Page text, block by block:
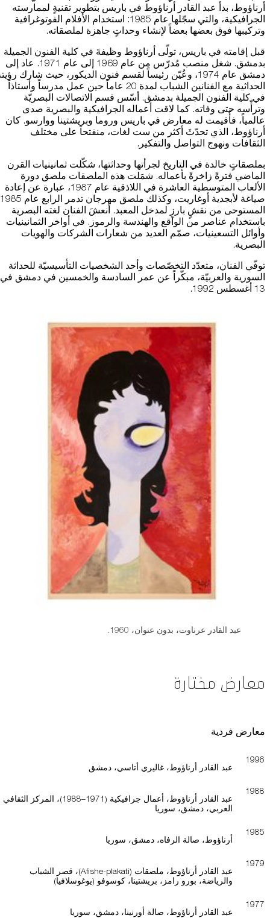
أرناؤوط، بدأ عبد القادر أرناؤوط في باريس بتطوير تقنيةٍ لممارسته
الجرافيكية، والتي سجّلها عام 1985: استخدام الأفلام الفوتوغرافية
وتركيبها فوق بعضها بعضاً لإنشاء وحداتٍ جاهزة لملصقاته.
قبل إقامته في باريس، تولّى أرناؤوط وظيفةَ في كلية الفنون الجميلة
بدمشق. شغل منصب مُدرّس من عام 1969 إلى عام 1971. عاد إلى
دمشق عام 1974، وعُيّن رئيساً لقسم فنون الديكور، حيث شارك
الحداثية مع الفنانين الشباب لمدة 20 عاماً حين عمل مدرساً وأستاذاً
في كلية الفنون الجميلة بدمشق. أسّس قسم الاتصالات البصريّة
وترأّسه حتى وفاته. كما لاقت أعماله الجرافيكية والبصرية صدى
عالمياً، فأُقيمت له معارض في باريس وروما وبريشتينا ووارسو. كان
أرناؤوط، الذي تحدّثَ أكثر من ست لغات، منفتحاً على مختلف
الثقافات ونهوج التواصل والتفكير.
بملصقاتٍ خالدة في التاريخ لجرأتها وحداثتها، شكّلت ثمانينيات القرن
الماضي فترةً زاخرةً بأعماله. شمَلت هذه الملصقات ملصق دورة
الألعاب المتوسطية العاشرة في اللاذقية عام 1987، عبارة عن إعادة
المستوحى من نقشٍ بارزٍ لمدخل المعبد. أنعشَ الفنان لغته البصرية
باستخدام عناصر من الواقع والهندسة والرموز. في أواخر الثمانينيات
وأوائل التسعينيات، صمّم العديد من شعارات الشركات والهويات
البصرية.
توفّي الفنان، متعدّد التخصّصات وأحد الشخصيات التأسيسيّة للحداثة
السورية والعربيّة، مبكّراً عن عمر السادسة والخمسين في دمشق في
13 أغسطس 1992.
عبد القادر عرناوت، بدون عنوان، 1960.
معارض مختارة
معارض فردية
1996
عبد القادر أرناؤوط، غاليري أتاسي، دمشق
1988
عبد القادر أرناؤوط، أعمال جرافيكية (1971–1988)، المركز الثقافي
العربي، دمشق، سوريا
1985
أرناؤوط، صالة الرفاه، دمشق، سوريا
1979
عبد القادر أرناؤوط، ملصقات (Afishe-plakati)، قصر الشباب
والرياضة، بورو رامز، بريشتينا، كوسوفو (يوغوسلافيا)
1977
عبد القادر أرناؤوط، صالة أورنينا، دمشق، سوريا